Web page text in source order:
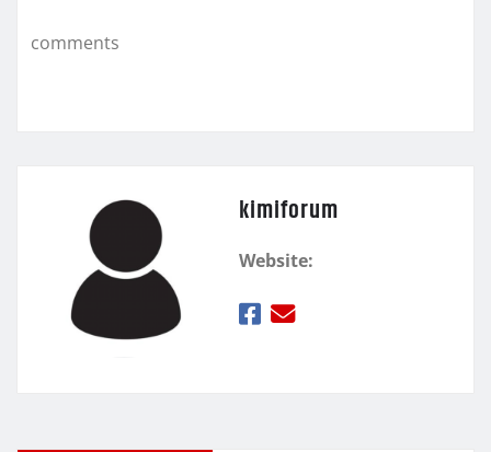
k
comments
kimiforum
Website: